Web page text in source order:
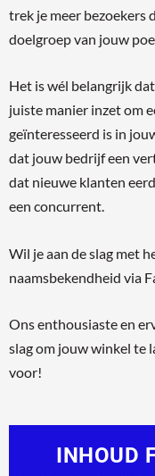
trek je meer bezoekers
doelgroep van jouw
Het is wél belangrijk
juiste manier inzet om
geïnteresseerd is in
dat jouw bedrijf een
dat nieuwe klanten
een concurrent.
Wil je aan de slag met
naamsbekendheid via
Ons enthousiaste en
slag om jouw winkel te
voor!
INHOUD